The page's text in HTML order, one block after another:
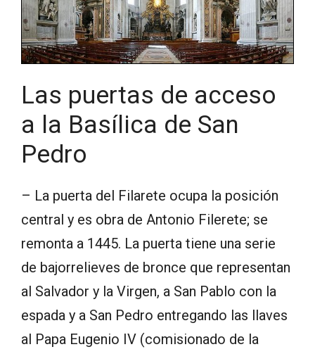
Las puertas de acceso
a la Basílica de San
Pedro
– La puerta del Filarete ocupa la posición
central y es obra de Antonio Filerete; se
remonta a 1445. La puerta tiene una serie
de bajorrelieves de bronce que representan
al Salvador y la Virgen, a San Pablo con la
espada y a San Pedro entregando las llaves
al Papa Eugenio IV (comisionado de la